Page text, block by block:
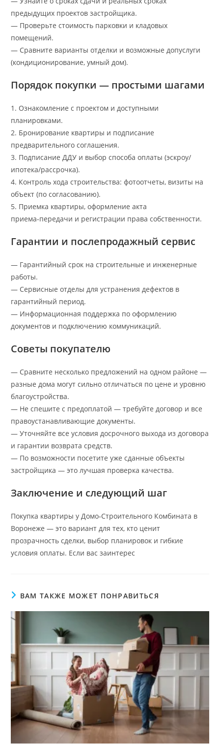
предыдущих проектов застройщика.
— Проверьте стоимость парковки и кладовых
помещений.
— Сравните варианты отделки и возможные допуслуги
(кондиционирование, умный дом).
Порядок покупки — простыми шагами
1. Ознакомление с проектом и доступными
планировками.
2. Бронирование квартиры и подписание
предварительного соглашения.
3. Подписание ДДУ и выбор способа оплаты (эскроу/
ипотека/рассрочка).
4. Контроль хода строительства: фотоотчеты, визиты на
объект (по согласованию).
5. Приемка квартиры, оформление акта
приема‑передачи и регистрации права собственности.
Гарантии и послепродажный сервис
— Гарантийный срок на строительные и инженерные
работы.
— Сервисные отделы для устранения дефектов в
гарантийный период.
— Информационная поддержка по оформлению
документов и подключению коммуникаций.
Советы покупателю
— Сравните несколько предложений на одном районе —
разные дома могут сильно отличаться по цене и уровню
благоустройства.
— Не спешите с предоплатой — требуйте договор и все
правоустанавливающие документы.
— Уточняйте все условия досрочного выхода из договора
и гарантии возврата средств.
— По возможности посетите уже сданные объекты
застройщика — это лучшая проверка качества.
Заключение и следующий шаг
Покупка квартиры у Домо‑Строительного Комбината в
Воронеже — это вариант для тех, кто ценит
прозрачность сделки, выбор планировок и гибкие
условия оплаты. Если вас заинтерес
ВАМ ТАКЖЕ МОЖЕТ ПОНРАВИТЬСЯ